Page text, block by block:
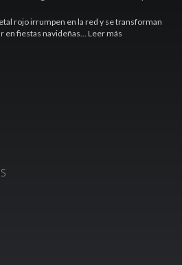
rojo irrumpen en la red y se transforman
en fiestas navideñas... Leer más